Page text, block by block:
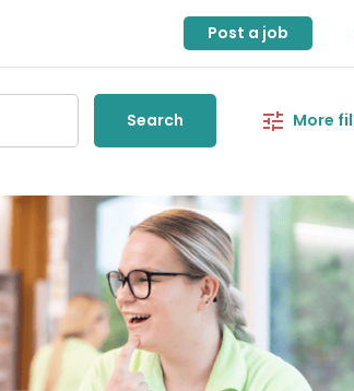
Post a job
Search More